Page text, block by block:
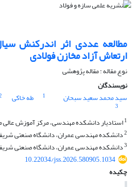
مطالعه عددی اثر اندرکنش
ارتعاش آزاد مخازن فولادی
نوع مقاله : مقاله پژوهشی
نویسندگان
سید محمد سعید سبحان
1 طه خاکی
3
1استادیار دانشکده مهندسی، مرکز آموزش عالی
2دانشکده مهندسی عمران، دانشگاه صنعتی
3دانشکده مهندسی عمران، دانشگاه صنعتی
10.22034/jss.2026.580905.1034
چکیده